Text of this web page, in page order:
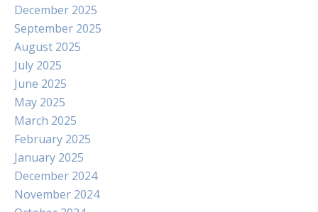
December 2025
September 2025
August 2025
July 2025
June 2025
May 2025
March 2025
February 2025
January 2025
December 2024
November 2024